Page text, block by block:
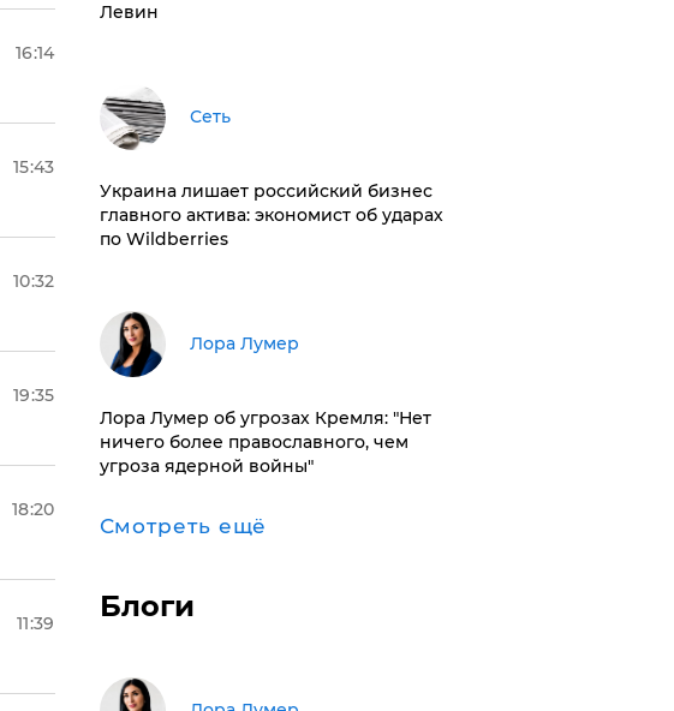
16:14
15:43
10:32
19:35
18:20
11:39
Левин
Сеть
​Украина лишает российский бизнес
главного актива: экономист об ударах
по Wildberries
​Лора Лумер
Лора Лумер об угрозах Кремля: "Нет
ничего более православного, чем
угроза ядерной войны"
Смотреть ещё
Блоги